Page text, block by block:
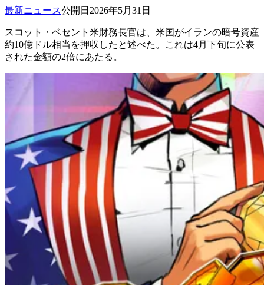
最新ニュース公開日 2026年5月31日
スコット・ベセント米財務長官は、米国がイランの暗号資産
約10億ドル相当を押収したと述べた。これは4月下旬に公表
された金額の2倍にあたる。